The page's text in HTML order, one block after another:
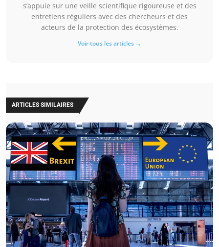
s’appuie sur une veille scientifique rigoureuse et des
entretiens réguliers avec des chercheurs et des
acteurs de la protection des écosystèmes.
Voir tous les articles →
ARTICLES SIMILAIRES